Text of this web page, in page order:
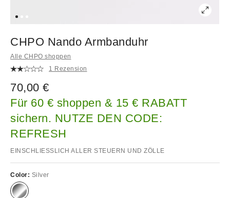
CHPO Nando Armbanduhr
Alle CHPO shoppen
1 Rezension
70,00 €
Für 60 € shoppen & 15 € RABATT
sichern. NUTZE DEN CODE:
REFRESH
EINSCHLIESSLICH ALLER STEUERN UND ZÖLLE
Color: Silver